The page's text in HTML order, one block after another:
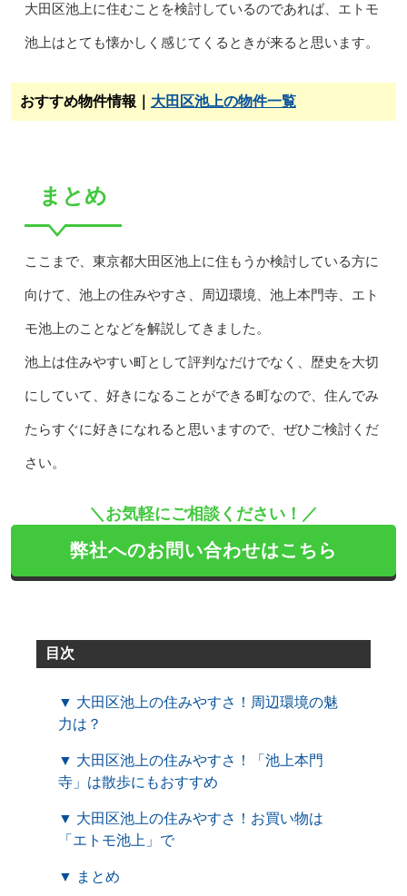
大田区池上に住むことを検討しているのであれば、エトモ
池上はとても懐かしく感じてくるときが来ると思います。
おすすめ物件情報｜ 大田区池上の物件一覧
まとめ
ここまで、東京都大田区池上に住もうか検討している方に
向けて、池上の住みやすさ、周辺環境、池上本門寺、エト
モ池上のことなどを解説してきました。
池上は住みやすい町として評判なだけでなく、歴史を大切
にしていて、好きになることができる町なので、住んでみ
たらすぐに好きになれると思いますので、ぜひご検討くだ
さい。
＼お気軽にご相談ください！／
弊社へのお問い合わせはこちら
目次
▼ 大田区池上の住みやすさ！周辺環境の魅
力は？
▼ 大田区池上の住みやすさ！「池上本門
寺」は散歩にもおすすめ
▼ 大田区池上の住みやすさ！お買い物は
「エトモ池上」で
▼ まとめ